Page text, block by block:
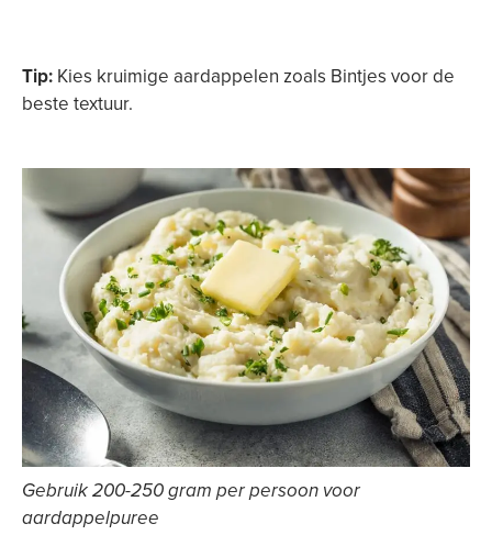
Tip: Kies kruimige aardappelen zoals Bintjes voor de
beste textuur.
Gebruik 200-250 gram per persoon voor
aardappelpuree